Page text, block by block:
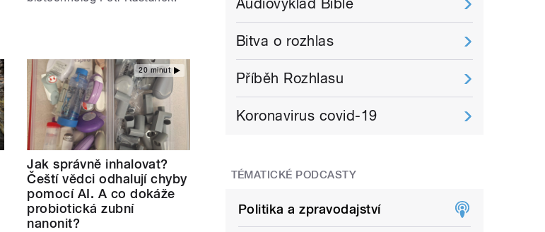
20 minut
Jak správně inhalovat?
Čeští vědci odhalují chyby
pomocí AI. A co dokáže
probiotická zubní
nanonit?
Audiovýklad Bible
Bitva o rozhlas
Příběh Rozhlasu
Koronavirus covid-19
TÉMATICKÉ PODCASTY
Politika a zpravodajství